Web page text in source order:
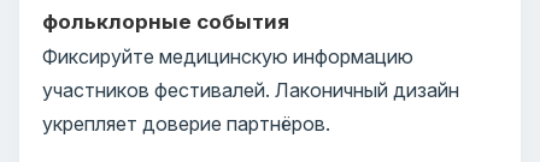
фольклорные события
Фиксируйте медицинскую информацию
участников фестивалей. Лаконичный дизайн
укрепляет доверие партнёров.